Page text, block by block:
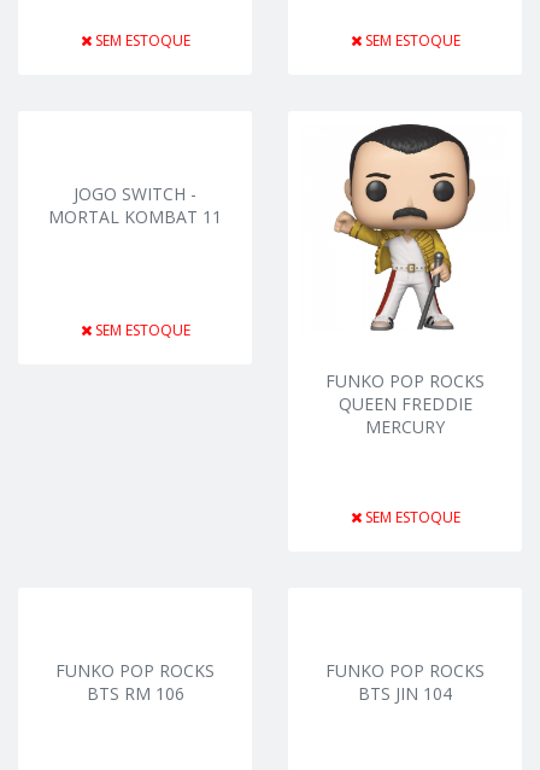
SEM ESTOQUE SEM ESTOQUE
JOGO SWITCH -
MORTAL KOMBAT 11
SEM ESTOQUE
FUNKO POP ROCKS
QUEEN FREDDIE
MERCURY
SEM ESTOQUE
FUNKO POP ROCKS
BTS RM 106
FUNKO POP ROCKS
BTS JIN 104